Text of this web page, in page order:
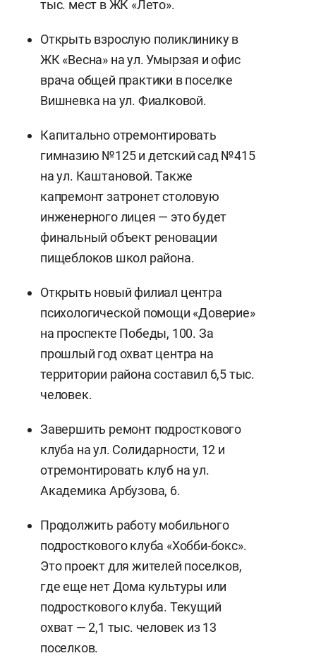
тыс. мест в ЖК «Лето».
Открыть взрослую поликлинику в
ЖК «Весна» на ул. Умырзая и офис
врача общей практики в поселке
Вишневка на ул. Фиалковой.
Капитально отремонтировать
гимназию №125 и детский сад №415
на ул. Каштановой. Также
капремонт затронет столовую
инженерного лицея — это будет
финальный объект реновации
пищеблоков школ района.
Открыть новый филиал центра
психологической помощи «Доверие»
на проспекте Победы, 100. За
прошлый год охват центра на
территории района составил 6,5 тыс.
человек.
Завершить ремонт подросткового
клуба на ул. Солидарности, 12 и
отремонтировать клуб на ул.
Академика Арбузова, 6.
Продолжить работу мобильного
подросткового клуба «Хобби-бокс».
Это проект для жителей поселков,
где еще нет Дома культуры или
подросткового клуба. Текущий
охват — 2,1 тыс. человек из 13
поселков.